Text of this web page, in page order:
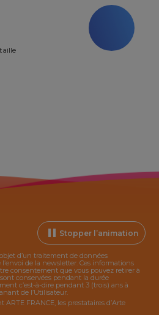
Stopper l’animation
d’un traitement de données
de la newsletter. Ces informations
consentement que vous pouvez retirer à
conservées pendant la durée
c’est-à-dire pendant 3 (trois) ans à
de l’Utilisateur.
FRANCE, les prestataires d’Arte